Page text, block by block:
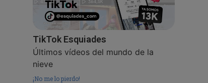
TikTok Esquiades
Últimos vídeos del mundo de la
nieve
¡No me lo pierdo!